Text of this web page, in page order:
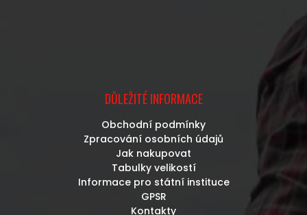
DŮLEŽITÉ INFORMACE
Obchodní podmínky
Zpracování osobních údajů
Jak nakupovat
Tabulky velikostí
Informace pro státní instituce
GPSR
Kontakty